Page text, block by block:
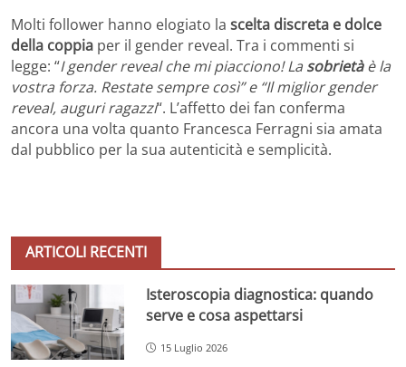
Molti follower hanno elogiato la scelta discreta e dolce
della coppia per il gender reveal. Tra i commenti si
legge: “I gender reveal che mi piacciono! La sobrietàè la
vostra forza. Restate sempre così” e “Il miglior gender
reveal, auguri ragazzi“. L’affetto dei fan conferma
ancora una volta quanto Francesca Ferragni sia amata
dal pubblico per la sua autenticità e semplicità.
ARTICOLI RECENTI
Isteroscopia diagnostica: quando
serve e cosa aspettarsi
15 Luglio 2026